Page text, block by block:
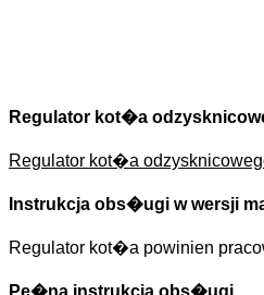
Regulator kot�a
Regulator kot�a
Instrukcja obs�ugi w wersji
Regulator kot�a powinien
Pe�na instrukcja obs�ugi